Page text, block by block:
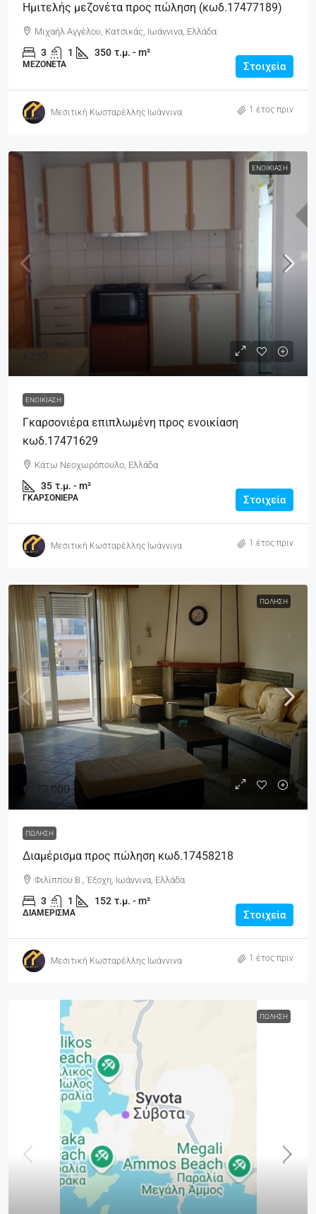
Ημιτελής μεζονέτα προς πώληση (κωδ.17477189)
Μιχαήλ Αγγέλου, Κατσικάς, Ιωάννινα, Ελλάδα
3 1 350 τ.μ. - m²
ΜΕΖΟΝΈΤΑ Στοιχεία
Μεσιτική Κωσταρέλλης Ιωάννινα 1 έτος πριν
ΕΝΟΙΚΊΑΣΗ
€250
ΕΝΟΙΚΊΑΣΗ
Γκαρσονιέρα επιπλωμένη προς ενοικίαση
κωδ.17471629
Κάτω Νεοχωρόπουλο, Ελλάδα
35 τ.μ. - m²
ΓΚΑΡΣΟΝΙΈΡΑ Στοιχεία
Μεσιτική Κωσταρέλλης Ιωάννινα 1 έτος πριν
ΠΏΛΗΣΗ
€170,000
ΠΏΛΗΣΗ
Διαμέρισμα προς πώληση κωδ.17458218
Φιλίππου Β., Έξοχη, Ιωάννινα, Ελλάδα
3 1 152 τ.μ. - m²
ΔΙΑΜΈΡΙΣΜΑ Στοιχεία
Μεσιτική Κωσταρέλλης Ιωάννινα 1 έτος πριν
ΠΏΛΗΣΗ